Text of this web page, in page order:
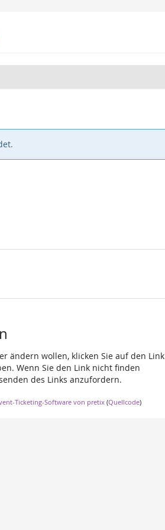
ändern wollen, klicken Sie auf den Link
Wenn Sie den Link nicht finden
des Links anzufordern.
Ticketing-Software von pretix(Quellcode)